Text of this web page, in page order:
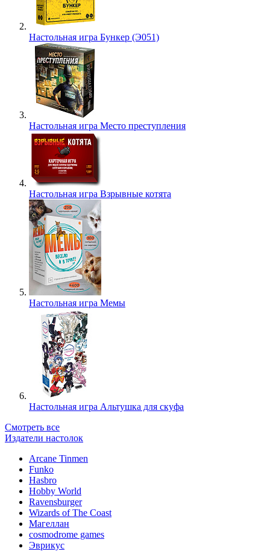
Настольная игра Бункер (Э051)
Настольная игра Место преступления
Настольная игра Взрывные котята
Настольная игра Мемы
Настольная игра Альтушка для скуфа
Смотреть все
Издатели настолок
Arcane Tinmen
Funko
Hasbro
Hobby World
Ravensburger
Wizards of The Coast
Магеллан
сosmodrome games
Эврикус